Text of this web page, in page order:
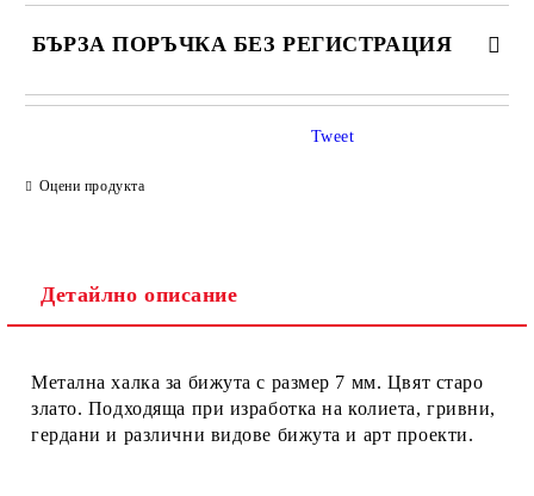
БЪРЗА ПОРЪЧКА БЕЗ РЕГИСТРАЦИЯ
Оцени продукта
Tweet
Детайлно описание
Метална халка за бижута с размер 7 мм. Цвят старо
злато. Подходяща при изработка на колиета, гривни,
гердани и различни видове бижута и арт проекти.